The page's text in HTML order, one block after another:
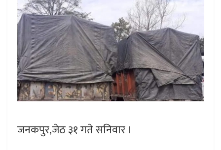
जनकपुर,जेठ ३१ गते सनिवार ।